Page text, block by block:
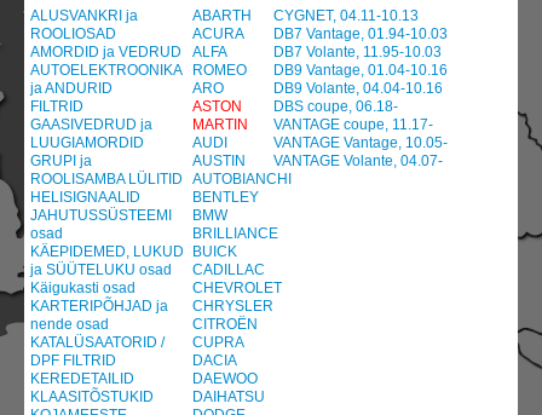
Tellimismoodul - toodet
Registreeru
ALUSVANKRI ja
ROOLIOSAD
AMORDID ja VEDRUD
AUTOELEKTROONIKA
ja ANDURID
FILTRID
GAASIVEDRUD ja
LUUGIAMORDID
GRUPI ja
ROOLISAMBA LÜLITID
HELISIGNAALID
JAHUTUSSÜSTEEMI
osad
KÄEPIDEMED, LUKUD
ja SÜÜTELUKU osad
Käigukasti osad
KARTERIPÕHJAD ja
nende osad
KATALÜSAATORID /
DPF FILTRID
KEREDETAILID
KLAASITÕSTUKID
ABARTH
ACURA
ALFA
ROMEO
ARO
ASTON
MARTIN
AUDI
AUSTIN
AUTOBIANCHI
BENTLEY
BMW
BRILLIANCE
BUICK
CADILLAC
CHEVROLET
CHRYSLER
CITROËN
CUPRA
DACIA
DAEWOO
DAIHATSU
CYGNET, 04.11-10.13
DB7 Vantage, 01.94-10.03
DB7 Volante, 11.95-10.03
DB9 Vantage, 01.04-10.16
DB9 Volante, 04.04-10.16
DBS coupe, 06.18-
VANTAGE coupe, 11.17-
VANTAGE Vantage, 10.05-
VANTAGE Volante, 04.07-